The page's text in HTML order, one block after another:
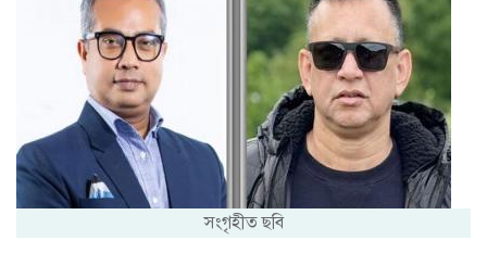
সংগৃহীত ছবি